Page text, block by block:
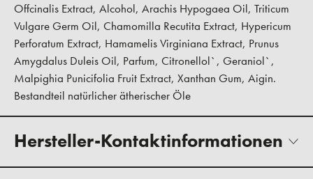
Offcinalis Extract, Alcohol, Arachis Hypogaea Oil, Triticum
Vulgare Germ Oil, Chamomilla Recutita Extract, Hypericum
Perforatum Extract, Hamamelis Virginiana Extract, Prunus
Amygdalus Duleis Oil, Parfum, Citronellol`, Geraniol`,
Malpighia Punicifolia Fruit Extract, Xanthan Gum, Aigin.
Bestandteil natürlicher ätherischer Öle
Hersteller-Kontaktinformationen